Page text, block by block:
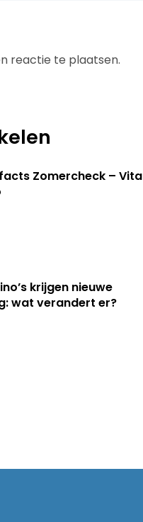
reactie te plaatsen.
Zomercheck – Vita
krijgen nieuwe
wat verandert er?